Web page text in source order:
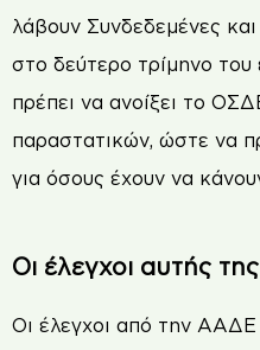
λάβουν Συνδεδεμένες
στο δεύτερο τρίμηνο του
πρέπει να ανοίξει το
παραστατικών, ώστε να
για όσους έχουν να
Οι έλεγχοι αυτής
Οι έλεγχοι από την